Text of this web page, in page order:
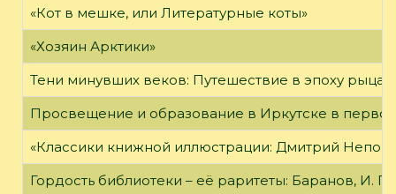
«Кот в мешке, или Литературные коты»
«Хозяин Арктики»
Тени минувших веков: Путешествие в эпоху
Просвещение и образование в Иркутске в
«Классики книжной иллюстрации: Дмитрий
Гордость библиотеки – её раритеты: Баранов, И.